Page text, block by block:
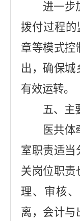
进一步
拨付过程
章等模式控
出，确保城
有效运转。
五、主
医共
室职责适当
关岗位职责
理、审核
离，会计与